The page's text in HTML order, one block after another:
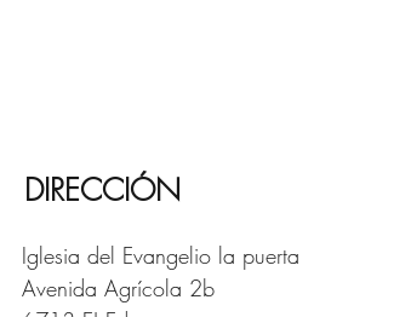
DIRECCIÓN
Iglesia del Evangelio la puerta
Avenida Agrícola 2b